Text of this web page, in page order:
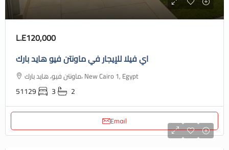
L.E120,000
اي فيلا للإيجار في ماونتن فيو هايد بارك
ماونتن فيو، هايد بارك، New Cairo 1, Egypt
51129 3 2
Email